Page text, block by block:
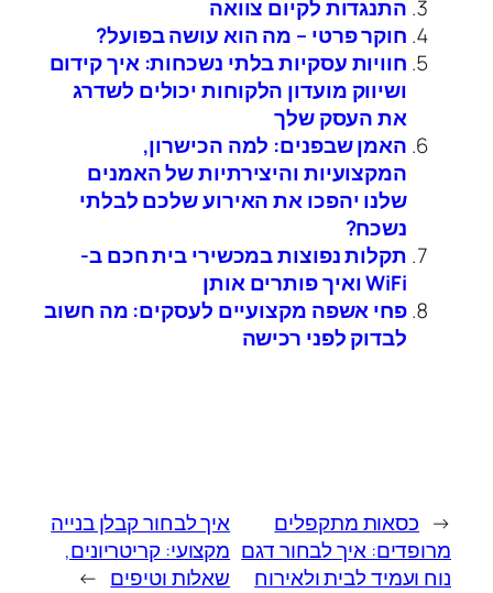
התנגדות לקיום צוואה
חוקר פרטי – מה הוא עושה בפועל?
חוויות עסקיות בלתי נשכחות: איך קידום
ושיווק מועדון הלקוחות יכולים לשדרג
את העסק שלך
האמן שבפנים: למה הכישרון,
המקצועיות והיצירתיות של האמנים
שלנו יהפכו את האירוע שלכם לבלתי
נשכח?
תקלות נפוצות במכשירי בית חכם ב-
WiFi ואיך פותרים אותן
פחי אשפה מקצועיים לעסקים: מה חשוב
לבדוק לפני רכישה
← כסאות מתקפלים
מרופדים: איך לבחור דגם
נוח ועמיד לבית ולאירוח
איך לבחור קבלן בנייה
מקצועי: קריטריונים,
שאלות וטיפים →